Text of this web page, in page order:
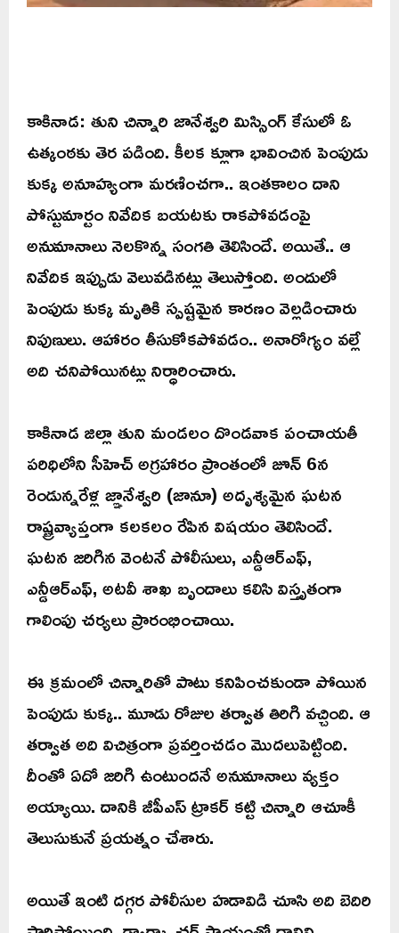
కాకినాడ: తుని చిన్నారి జానేశ్వరి మిస్సింగ్ కేసులో ఓ
ఉత్కంఠకు తెర పడింది. కీలక క్లూగా భావించిన పెంపుడు
కుక్క అనూహ్యంగా మరణించగా.. ఇంతకాలం దాని
పోస్టుమార్టం నివేదిక బయటకు రాకపోవడంపై
అనుమానాలు నెలకొన్న సంగతి తెలిసిందే. అయితే.. ఆ
నివేదిక ఇప్పుడు వెలువడినట్లు తెలుస్తోంది. అందులో
పెంపుడు కుక్క మృతికి స్పష్టమైన కారణం వెల్లడించారు
నిపుణులు. ఆహారం తీసుకోకపోవడం.. అనారోగ్యం వల్లే
అది చనిపోయినట్లు నిర్ధారించారు.
కాకినాడ జిల్లా తుని మండలం దొండవాక పంచాయతీ
పరిధిలోని సీహెచ్ అగ్రహారం ప్రాంతంలో జూన్ 6న
రెండున్నరేళ్ల జ్ఞానేశ్వరి (జానూ) అదృశ్యమైన ఘటన
రాష్ట్రవ్యాప్తంగా కలకలం రేపిన విషయం తెలిసిందే.
ఘటన జరిగిన వెంటనే పోలీసులు, ఎన్డీఆర్ఎఫ్,
ఎన్డీఆర్ఎఫ్, అటవీ శాఖ బృందాలు కలిసి విస్తృతంగా
గాలింపు చర్యలు ప్రారంభించాయి.
ఈ క్రమంలో చిన్నారితో పాటు కనిపించకుండా పోయిన
పెంపుడు కుక్క.. మూడు రోజుల తర్వాత తిరిగి వచ్చింది. ఆ
తర్వాత అది విచిత్రంగా ప్రవర్తించడం మొదలుపెట్టింది.
దీంతో ఏదో జరిగి ఉంటుందనే అనుమానాలు వ్యక్తం
అయ్యాయి. దానికి జీపీఎస్ ట్రాకర్ కట్టి చిన్నారి ఆచూకీ
తెలుసుకునే ప్రయత్నం చేశారు.
అయితే ఇంటి దగ్గర పోలీసుల హడావిడి చూసి అది బెదిరి